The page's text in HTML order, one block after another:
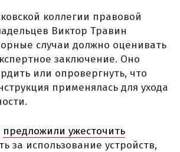
коллегии правовой
Виктор Травин
случаи должно оценивать
заключение. Оно
или опровергнуть, что
применялась для ухода
предложили ужесточить
за использование устройств,